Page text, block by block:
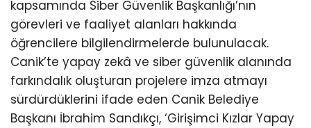
kapsamında Siber Güvenlik Başkanlığı’nın
görevleri ve faaliyet alanları hakkında
öğrencilere bilgilendirmelerde bulunulacak.
Canik’te yapay zekâ ve siber güvenlik alanında
farkındalık oluşturan projelere imza atmayı
sürdürdüklerini ifade eden Canik Belediye
Başkanı İbrahim Sandıkçı, ‘Girişimci Kızlar Yapay